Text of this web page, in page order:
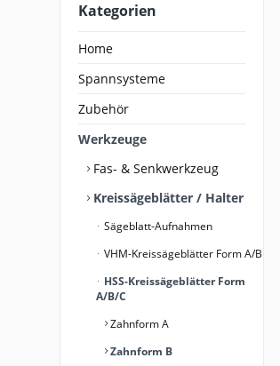
Kategorien
Home
Spannsysteme
Zubehör
Werkzeuge
Fas- & Senkwerkzeug
Kreissägeblätter / Halter
Sägeblatt-Aufnahmen
VHM-Kreissägeblätter Form A/B
HSS-Kreissägeblätter Form
A/B/C
Zahnform A
Zahnform B